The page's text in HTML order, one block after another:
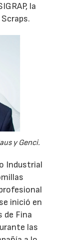
la
y Genci.
Industrial
inició en
de Fina
las